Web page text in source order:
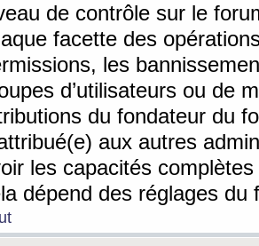
de contrôle sur le
facette des
les
d’utilisateurs ou de
du fondateur du
aux autres
les capacités
dépend des réglages du